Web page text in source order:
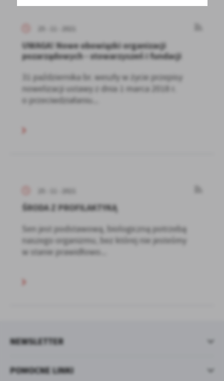
UWAGA! Nowe obowiązki organizacji
pozarządowych - stowarzyszeń i fundacji
31 października br. weszły w życie przepisy
nowelizacji ustawy z dnia 1 marca 2018 r.
o przeciwdziałaniu...
ŚRODA Z PROFILAKTYKĄ
Sen jest podstawową, biologiczną potrzebą
naszego organizmu, bez której nie jesteśmy
w stanie prawidłowo...
POMOCNE LINKI
NEWSLETTER